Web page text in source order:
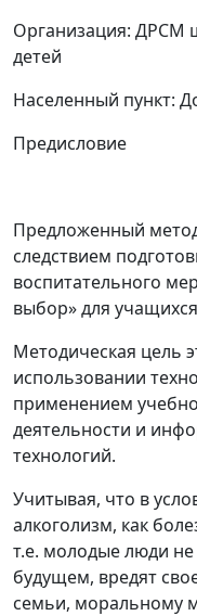
Организация: ДРСМ
детей
Населенный пункт:
Предисловие
Предложенный
следствием
воспитательного
выбор» для
Методическая цель
использовании
применением
деятельности и
технологий.
Учитывая, что в
алкоголизм, как
т.е. молодые люди
будущем, вредят
семьи, моральному